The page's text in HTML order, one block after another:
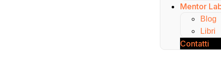
Mentor
Blog
Libri
Contatti